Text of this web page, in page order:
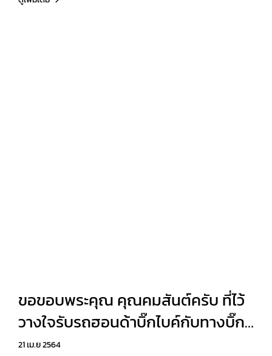
ขอขอบพระคุณ คุณคมสันต์ครับ ที่ไว้
วางใจรับรถฮอนด้าบิ๊กไบค์กับทางบิ๊กวิ
งอุบลฯ
21 เม.ย 2564